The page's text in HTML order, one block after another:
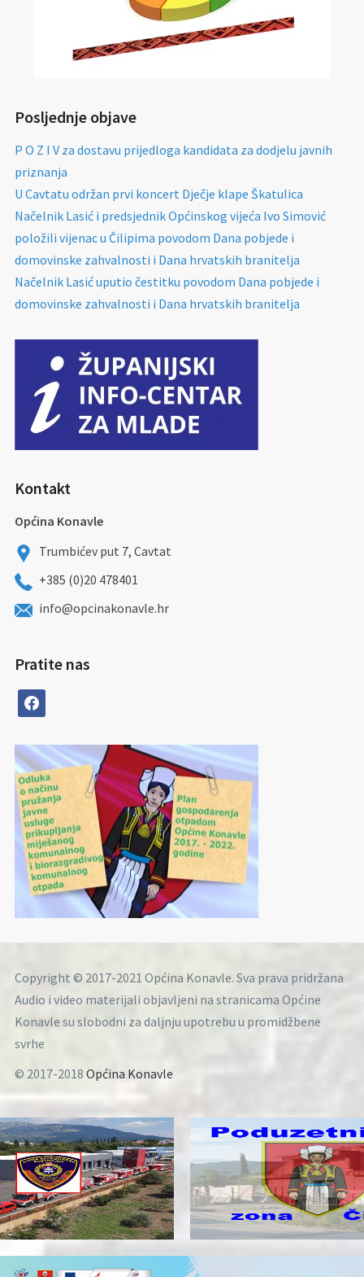
Posljednje objave
P O Z I V za dostavu prijedloga kandidata za dodjelu javnih
priznanja
U Cavtatu održan prvi koncert Dječje klape Škatulica
Načelnik Lasić i predsjednik Općinskog vijeća Ivo Simović
položili vijenac u Čilipima povodom Dana pobjede i
domovinske zahvalnosti i Dana hrvatskih branitelja
Načelnik Lasić uputio čestitku povodom Dana pobjede i
domovinske zahvalnosti i Dana hrvatskih branitelja
Kontakt
Općina Konavle
Trumbićev put 7, Cavtat
+385 (0)20 478401
info@opcinakonavle.hr
Pratite nas
facebook
Copyright © 2017-2021 Općina Konavle. Sva prava pridržana
Audio i video materijali objavljeni na stranicama Općine
Konavle su slobodni za daljnju upotrebu u promidžbene
svrhe
© 2017-2018 Općina Konavle